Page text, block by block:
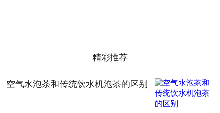
精彩推荐
空气水泡茶和传统饮水机泡茶的区别